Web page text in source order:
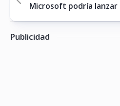
Microsoft podría
Publicidad